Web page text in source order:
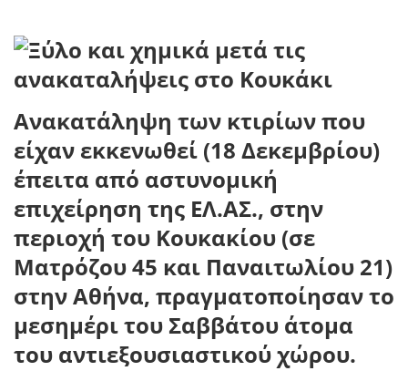
Ανακατάληψη των κτιρίων που
είχαν εκκενωθεί (18 Δεκεμβρίου)
έπειτα από αστυνομική
επιχείρηση της ΕΛ.ΑΣ., στην
περιοχή του Κουκακίου (σε
Ματρόζου 45 και Παναιτωλίου 21)
στην Αθήνα, πραγματοποίησαν το
μεσημέρι του Σαββάτου άτομα
του αντιεξουσιαστικού χώρου.